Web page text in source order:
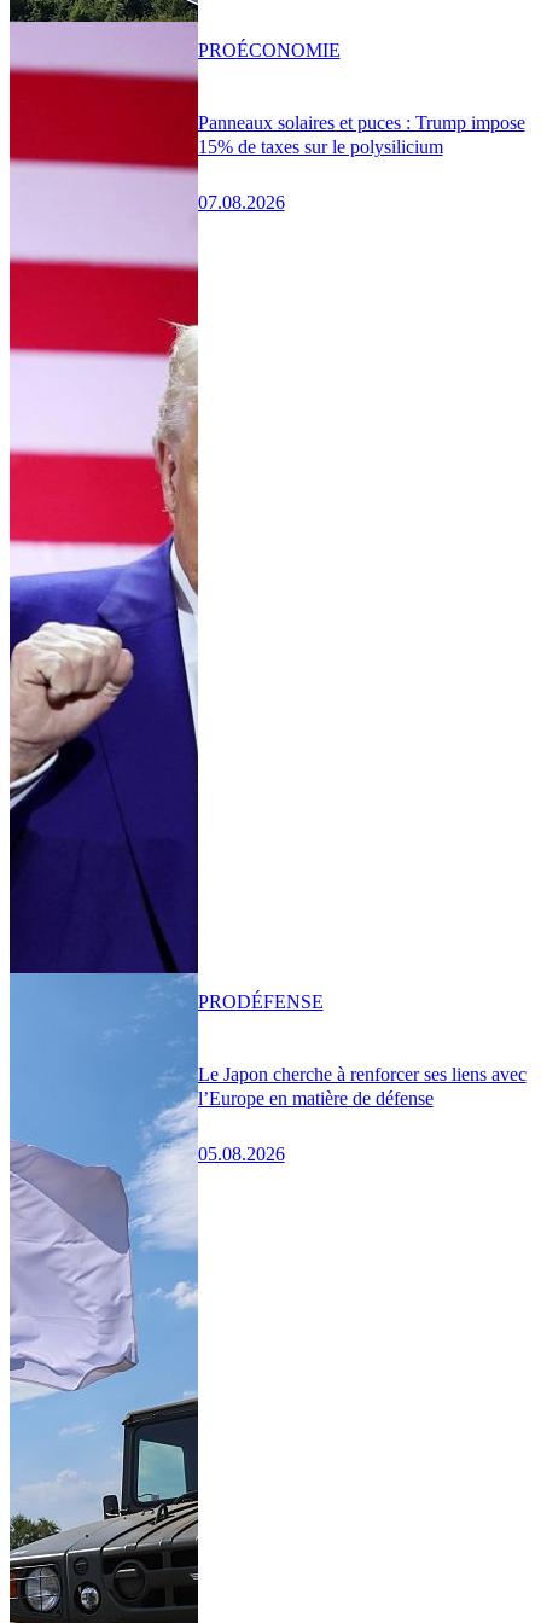
Panneaux solaires et puces : Trump impose
15% de taxes sur le polysilicium
07.08.2026
PROÉCONOMIE
Le Japon cherche à renforcer ses liens avec
l’Europe en matière de défense
05.08.2026
PRODÉFENSE